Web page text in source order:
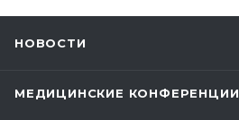
НОВОСТИ
МЕДИЦИНСКИЕ КОНФЕРЕНЦИИ